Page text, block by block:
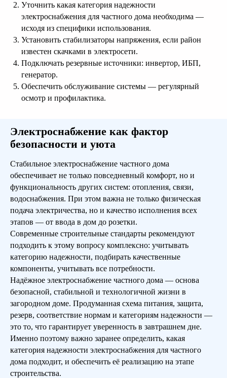
Уточнить какая категория надежности
электроснабжения для частного дома необходима —
исходя из специфики использования.
Установить стабилизаторы напряжения, если район
известен скачками в электросети.
Подключать резервные источники: инвертор, ИБП,
генератор.
Обеспечить обслуживание системы — регулярный
осмотр и профилактика.
Электроснабжение как фактор
безопасности и уюта
Стабильное электроснабжение частного дома
обеспечивает не только повседневный комфорт, но и
функциональность других систем: отопления, связи,
водоснабжения. При этом важна не только физическая
подача электричества, но и качество исполнения всех
этапов — от ввода в дом до розетки.
Современные строительные стандарты рекомендуют
подходить к этому вопросу комплексно: учитывать
категорию надежности, подбирать качественные
компоненты, учитывать все потребности.
Надёжное электроснабжение частного дома — основа
безопасной, стабильной и технологичной жизни в
загородном доме. Продуманная схема питания, защита,
резерв, соответствие нормам и категориям надежности —
это то, что гарантирует уверенность в завтрашнем дне.
Именно поэтому важно заранее определить, какая
категория надежности электроснабжения для частного
дома подходит, и обеспечить её реализацию на этапе
строительства.
Купить проект дома
Оставить заявку
25 000 рублей
документацию, архитектурный и
конструктивный
разделы. Вы экономите деньги и время.